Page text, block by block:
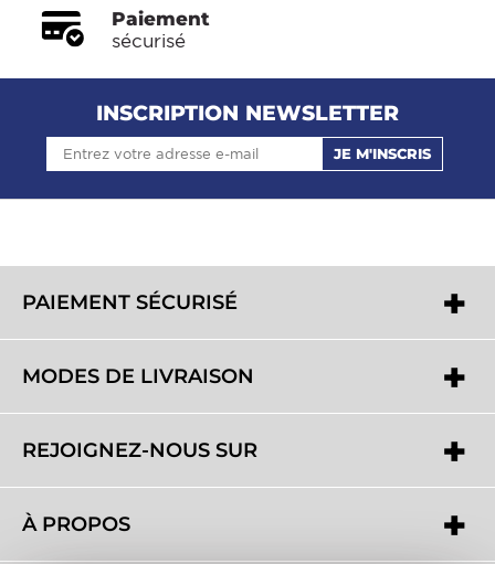
Paiement
sécurisé
INSCRIPTION NEWSLETTER
JE M'INSCRIS
PAIEMENT SÉCURISÉ
MODES DE LIVRAISON
REJOIGNEZ-NOUS SUR
À PROPOS